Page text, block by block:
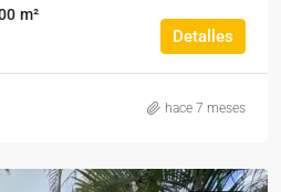
m²
Detalles
hace 7 meses